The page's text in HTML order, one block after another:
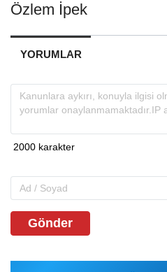
Özlem İpek
YORUMLAR
Gönder